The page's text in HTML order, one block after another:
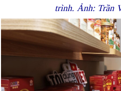
trình. Ảnh: Trần